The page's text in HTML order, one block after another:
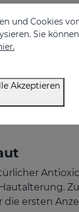
die ersten
und Cookies
Sie
Akzeptieren